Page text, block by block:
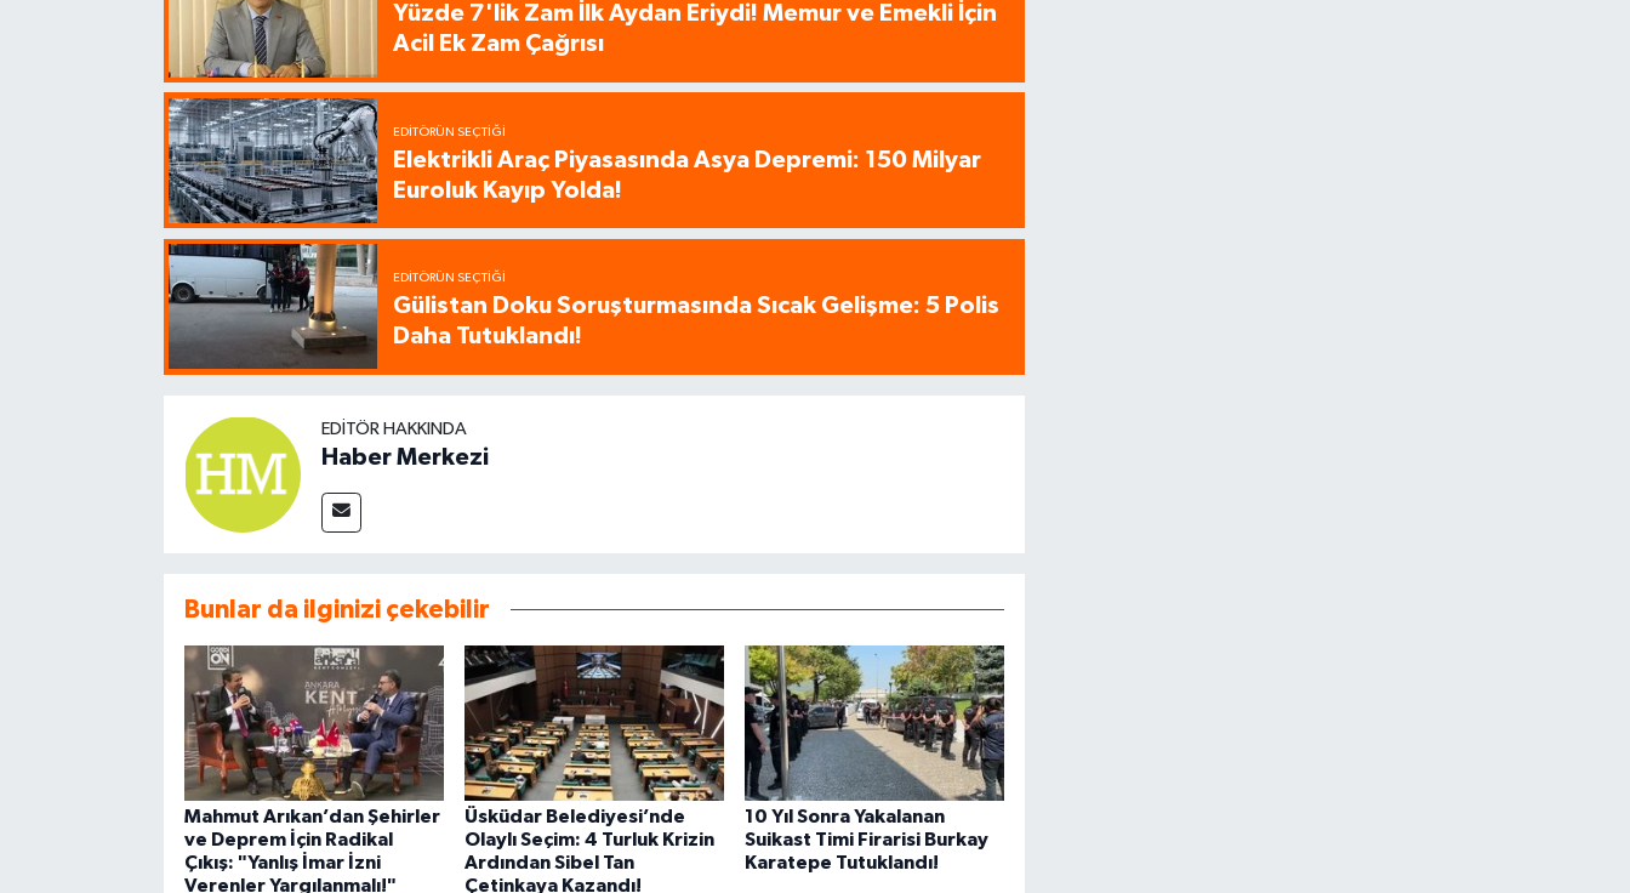
Yüzde 7'lik Zam İlk Aydan Eriydi! Memur ve Emekli İçin
Acil Ek Zam Çağrısı
EDITÖRÜN SEÇTIĞI
Elektrikli Araç Piyasasında Asya Depremi: 150 Milyar
Euroluk Kayıp Yolda!
EDITÖRÜN SEÇTIĞI
Gülistan Doku Soruşturmasında Sıcak Gelişme: 5 Polis
Daha Tutuklandı!
EDITÖR HAKKINDA
Haber Merkezi
Bunlar da ilginizi çekebilir
Mahmut Arıkan’dan Şehirler
ve Deprem İçin Radikal
Çıkış: "Yanlış İmar İzni
Verenler Yargılanmalı!"
Üsküdar Belediyesi’nde
Olaylı Seçim: 4 Turluk Krizin
Ardından Sibel Tan
Çetinkaya Kazandı!
10 Yıl Sonra Yakalanan
Suikast Timi Firarisi Burkay
Karatepe Tutuklandı!